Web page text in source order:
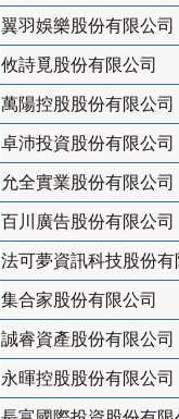
翼羽娛樂股份有限公司
攸詩覓股份有限公司
萬陽控股股份有限公司
卓沛投資股份有限公司
允全實業股份有限公司
百川廣告股份有限公司
法可夢資訊科技股份有
集合家股份有限公司
誠睿資產股份有限公司
永暉控股股份有限公司